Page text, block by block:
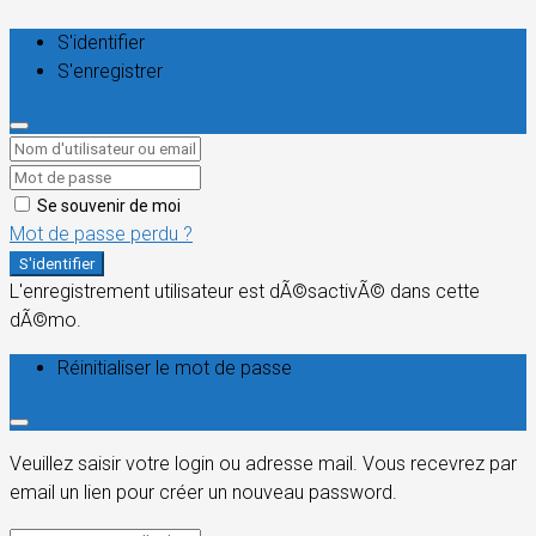
S'identifier
S'enregistrer
Se souvenir de moi
Mot de passe perdu ?
S'identifier
L'enregistrement utilisateur est dÃ©sactivÃ© dans cette
dÃ©mo.
Réinitialiser le mot de passe
Veuillez saisir votre login ou adresse mail. Vous recevrez par
email un lien pour créer un nouveau password.